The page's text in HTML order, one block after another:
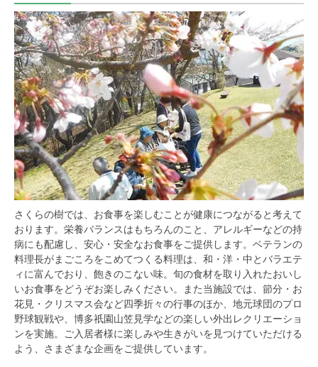
さくらの樹では、お食事を楽しむことが健康につながると考えて
おります。栄養バランスはもちろんのこと、アレルギーなどの持
病にも配慮し、安心・安全なお食事をご提供します。ベテランの
料理長がまごころをこめてつくる料理は、和・洋・中とバラエテ
ィに富んでおり、飽きのこない味。旬の食材を取り入れたおいし
いお食事をどうぞお楽しみください。また当施設では、節分・お
花見・クリスマス会など四季折々の行事のほか、地元球団のプロ
野球観戦や、博多祇園山笠見学などの楽しい外出レクリエーショ
ンを実施。ご入居者様に楽しみや生きがいを見つけていただける
よう、さまざまな企画をご提供しています。